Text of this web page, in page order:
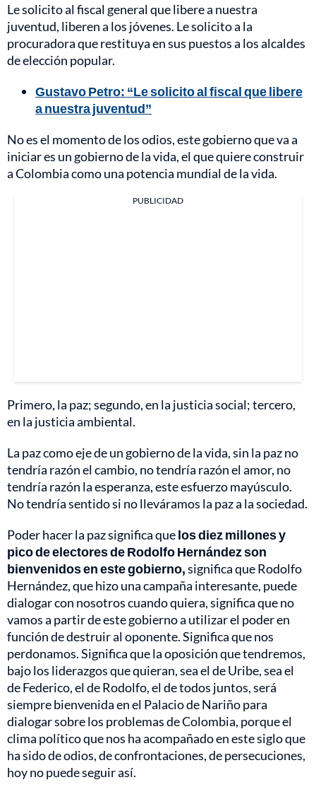
Le solicito al fiscal general que libere a nuestra
juventud, liberen a los jóvenes. Le solicito a la
procuradora que restituya en sus puestos a los alcaldes
de elección popular.
Gustavo Petro: “Le solicito al fiscal que libere
a nuestra juventud”
No es el momento de los odios, este gobierno que va a
iniciar es un gobierno de la vida, el que quiere construir
a Colombia como una potencia mundial de la vida.
PUBLICIDAD
Primero, la paz; segundo, en la justicia social; tercero,
en la justicia ambiental.
La paz como eje de un gobierno de la vida, sin la paz no
tendría razón el cambio, no tendría razón el amor, no
tendría razón la esperanza, este esfuerzo mayúsculo.
No tendría sentido si no lleváramos la paz a la sociedad.
Poder hacer la paz significa quelos diez millones y
pico de electores de Rodolfo Hernández son
bienvenidos en este gobierno,significa que Rodolfo
Hernández, que hizo una campaña interesante, puede
dialogar con nosotros cuando quiera, significa que no
vamos a partir de este gobierno a utilizar el poder en
función de destruir al oponente. Significa que nos
perdonamos. Significa que la oposición que tendremos,
bajo los liderazgos que quieran, sea el de Uribe, sea el
de Federico, el de Rodolfo, el de todos juntos, será
siempre bienvenida en el Palacio de Nariño para
dialogar sobre los problemas de Colombia, porque el
clima político que nos ha acompañado en este siglo que
ha sido de odios, de confrontaciones, de persecuciones,
hoy no puede seguir así.